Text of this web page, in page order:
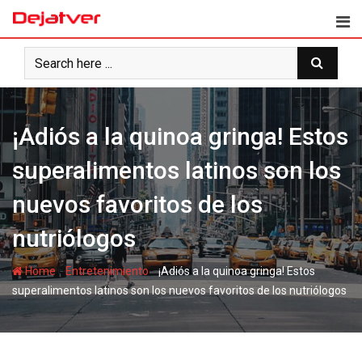
Skip
content
¡Adiós a la quinoa gringa! Estos
superalimentos latinos son los
nuevos favoritos de los
nutriólogos
Home-Entretenimiento-¡Adiós a la quinoa gringa! Estos
superalimentos latinos son los nuevos favoritos de los nutriólogos